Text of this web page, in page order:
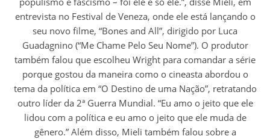
entrevista no Festival de Veneza, onde ele está lançando o
seu novo filme, “Bones and All”, dirigido por Luca
Guadagnino (“Me Chame Pelo Seu Nome”). O produtor
também falou que escolheu Wright para comandar a série
porque gostou da maneira como o cineasta abordou o
tema da política em “O Destino de uma Nação”, retratando
outro líder da 2ª Guerra Mundial. “Eu amo o jeito que ele
lidou com a política e eu amo o jeito que ele muda de
gênero.” Além disso, Mieli também falou sobre a